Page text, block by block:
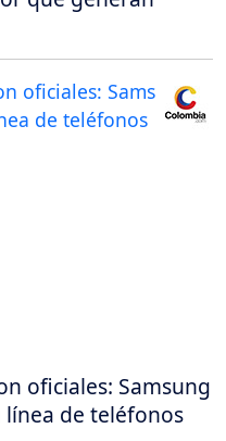
oficiales: Samsung
de teléfonos